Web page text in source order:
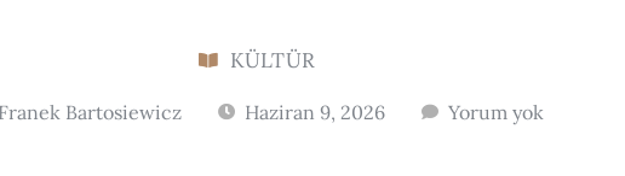
KÜLTÜR
Franek Bartosiewicz Haziran 9, 2026 Yorum yok